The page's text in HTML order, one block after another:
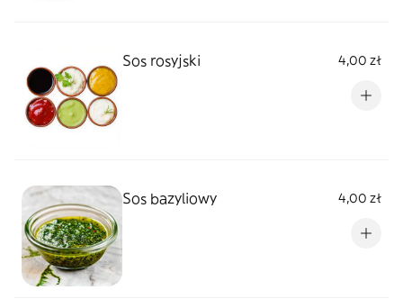
Sos rosyjski 4,00 zł
Sos bazyliowy 4,00 zł